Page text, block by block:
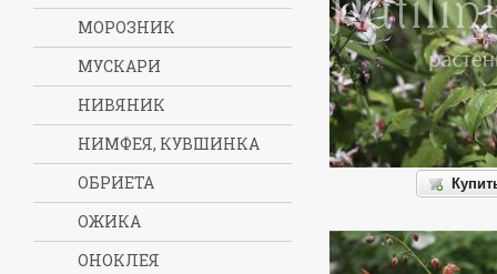
МОРОЗНИК
МУСКАРИ
НИВЯНИК
НИМФЕЯ, КУВШИНКА
ОБРИЕТА
ОЖИКА
ОНОКЛЕЯ